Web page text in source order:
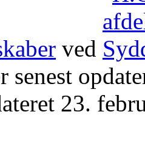
ved
senest
23.